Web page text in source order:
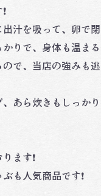
汁を吸って、卵で
りで、身体も温ま
で、当店の強みも
あら炊きもしっか
ます❗️
も人気商品です❗️